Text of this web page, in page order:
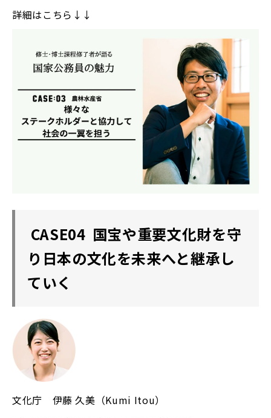
詳細はこちら↓↓
CASE04 国宝や重要文化財を守
り日本の文化を未来へと継承し
ていく
文化庁 伊藤 久美（Kumi Itou）